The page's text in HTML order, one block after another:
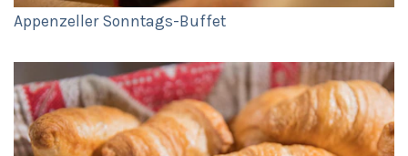
Appenzeller Sonntags-Buffet